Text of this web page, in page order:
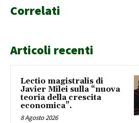
Correlati
Articoli recenti
Lectio magistralis di
Javier Milei sulla “nuova
teoria della crescita
economica”.
8 Agosto 2026